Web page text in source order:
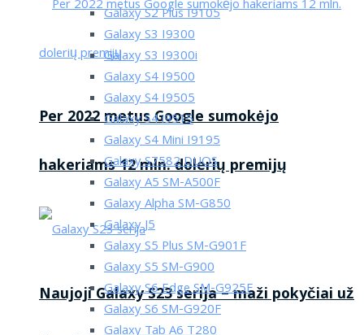
Per 2022 metus Google sumokėjo
hakeriams 12 mln. dolerių premijų
Naujoji Galaxy S23 serija – maži pokyčiai už
Galaxy S2 Plus I9105
Galaxy S3 I9300
Galaxy S3 I9300i
Galaxy S4 I9500
Galaxy S4 I9505
Galaxy S4 i9515
Galaxy S4 Mini I9195
Galaxy S7582 DUOS
Galaxy A5 SM-A500F
Galaxy Alpha SM-G850
Galaxy J5
Galaxy S5 Plus SM-G901F
Galaxy S5 SM-G900
Galaxy S6 Edge SM-G925F
Galaxy S6 SM-G920F